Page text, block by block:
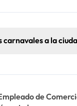
carnavales a la
de